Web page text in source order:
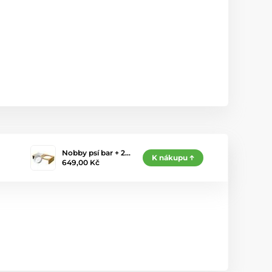
Nobby psí bar + 2…
649,00 Kč
K nákupu